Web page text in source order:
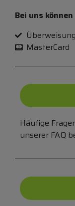
Bei uns
Überweisung
MasterCard
Häufige
unserer FAQ